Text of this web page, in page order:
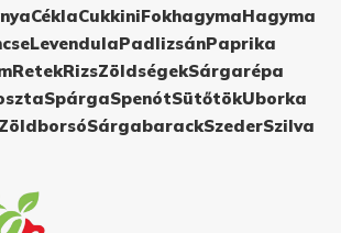
CéklaCukkiniFokhagymaHagyma
LevendulaPadlizsánPaprika
RetekRizsZöldségekSárgarépa
SpárgaSpenótSütőtökUborka
ZöldborsóSárgabarackSzederSzilva